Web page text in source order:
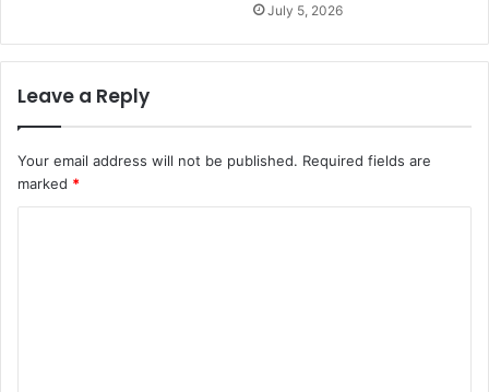
July 5, 2026
Leave a Reply
Your email address will not be published. Required fields are
marked *